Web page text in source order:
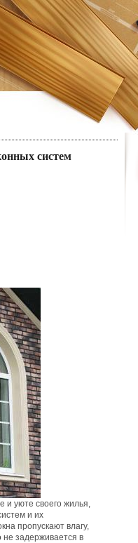
систем
и уюте своего жилья,
и их
пропускают влагу,
не задерживается в